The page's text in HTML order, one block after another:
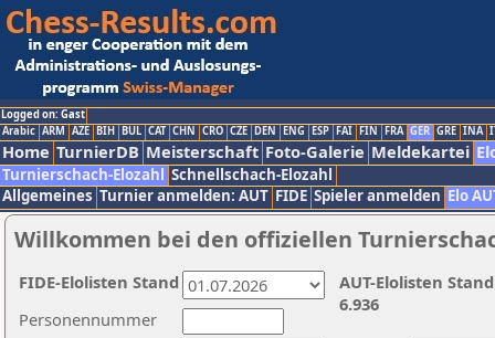
Logged on: Gast
Arabic ARM AZE BIH BUL CAT CHN CRO CZE DEN ENG ESP FAI FIN FRA GER GRE INA
Home TurnierDB Meisterschaft Foto-Galerie Meldekartei
Turnierschach-Elozahl Schnellschach-Elozahl
Allgemeines Turnier anmelden: AUT FIDE Spieler anmelden Elo
Willkommen bei den offiziellen
Personennummer
AUT-Elolisten
6.936
FIDE-Elolisten Stand